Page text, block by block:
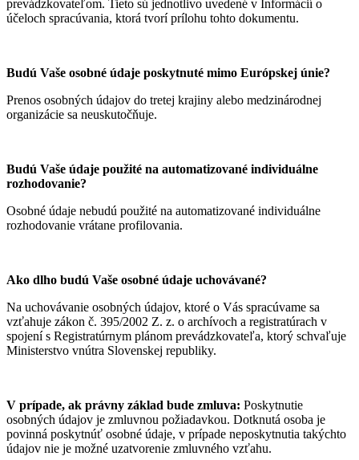
prevádzkovateľom. Tieto sú jednotlivo uvedené v Informácií o
účeloch spracúvania, ktorá tvorí prílohu tohto dokumentu.
Budú Vaše osobné údaje poskytnuté mimo Európskej únie?
Prenos osobných údajov do tretej krajiny alebo medzinárodnej
organizácie sa neuskutočňuje.
Budú Vaše údaje použité na automatizované individuálne
rozhodovanie?
Osobné údaje nebudú použité na automatizované individuálne
rozhodovanie vrátane profilovania.
Ako dlho budú Vaše osobné údaje uchovávané?
Na uchovávanie osobných údajov, ktoré o Vás spracúvame sa
vzťahuje zákon č. 395/2002 Z. z. o archívoch a registratúrach v
spojení s Registratúrnym plánom prevádzkovateľa, ktorý schvaľuje
Ministerstvo vnútra Slovenskej republiky.
V prípade, ak právny základ bude zmluva: Poskytnutie
osobných údajov je zmluvnou požiadavkou. Dotknutá osoba je
povinná poskytnúť osobné údaje, v prípade neposkytnutia takýchto
údajov nie je možné uzatvorenie zmluvného vzťahu.